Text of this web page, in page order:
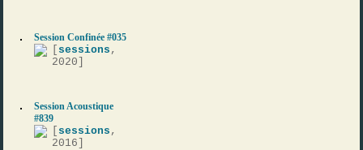
Session Confinée #035
sessions ,
2020]
Session Acoustique
#839
sessions ,
2016]